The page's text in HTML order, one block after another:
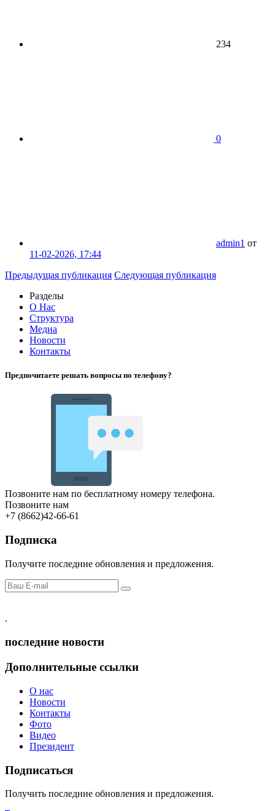
234
0
admin1 от
11-02-2026, 17:44
Предыдущая публикация Следующая публикация
Разделы
О Нас
Структура
Медиа
Новости
Контакты
Предпочитаете решать вопросы по телефону?
Позвоните нам по бесплатному номеру телефона.
Позвоните нам
+7 (8662)42-66-61
Подписка
Получите последние обновления и предложения.
.
последние новости
Дополнительные ссылки
О нас
Новости
Контакты
Фото
Видео
Президент
Подписаться
Получить последние обновления и предложения.